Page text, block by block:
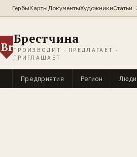
ГербыКартыДокументыХудожникиСтатьи
Br
Брестчина
ПРОИЗВОДИТ · ПРЕДЛАГАЕТ ·
ПРИГЛАШАЕТ
Предприятия Регион Люди